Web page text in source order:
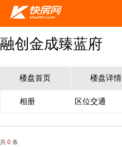
融创金成臻蓝府
楼盘首页 楼盘详情
相册 区位交通
共 0 条